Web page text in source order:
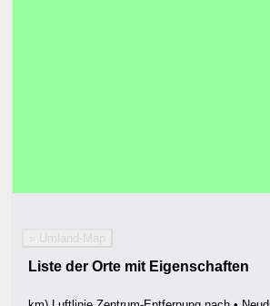
» Umland-Map
Liste der Orte mit Eigenschaften